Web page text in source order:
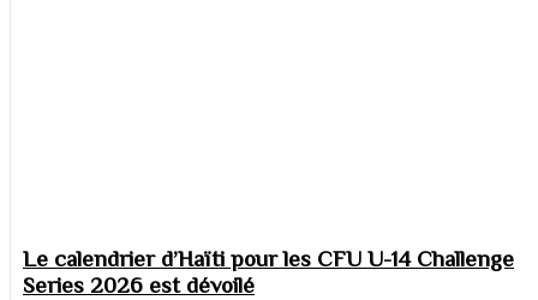
Le calendrier d’Haïti pour les CFU U-14 Challenge
Series 2026 est dévoilé